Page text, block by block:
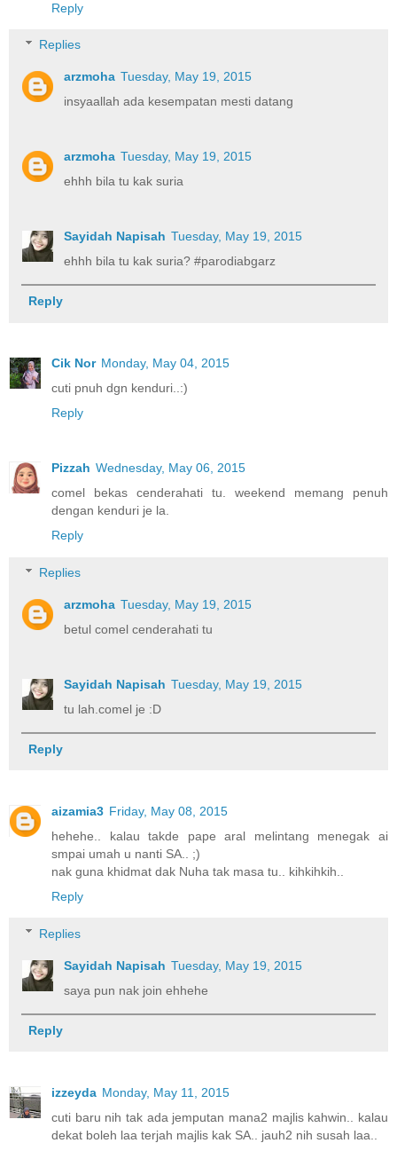
Reply
Replies
arzmoha Tuesday, May 19, 2015
insyaallah ada kesempatan mesti datang
arzmoha Tuesday, May 19, 2015
ehhh bila tu kak suria
Sayidah Napisah Tuesday, May 19, 2015
ehhh bila tu kak suria? #parodiabgarz
Reply
Cik Nor Monday, May 04, 2015
cuti pnuh dgn kenduri..:)
Reply
Pizzah Wednesday, May 06, 2015
comel bekas cenderahati tu. weekend memang penuh
dengan kenduri je la.
Reply
Replies
arzmoha Tuesday, May 19, 2015
betul comel cenderahati tu
Sayidah Napisah Tuesday, May 19, 2015
tu lah.comel je :D
Reply
aizamia3 Friday, May 08, 2015
hehehe.. kalau takde pape aral melintang menegak ai
smpai umah u nanti SA.. ;)
nak guna khidmat dak Nuha tak masa tu.. kihkihkih..
Reply
Replies
Sayidah Napisah Tuesday, May 19, 2015
saya pun nak join ehhehe
Reply
izzeyda Monday, May 11, 2015
cuti baru nih tak ada jemputan mana2 majlis kahwin.. kalau
dekat boleh laa terjah majlis kak SA.. jauh2 nih susah laa..